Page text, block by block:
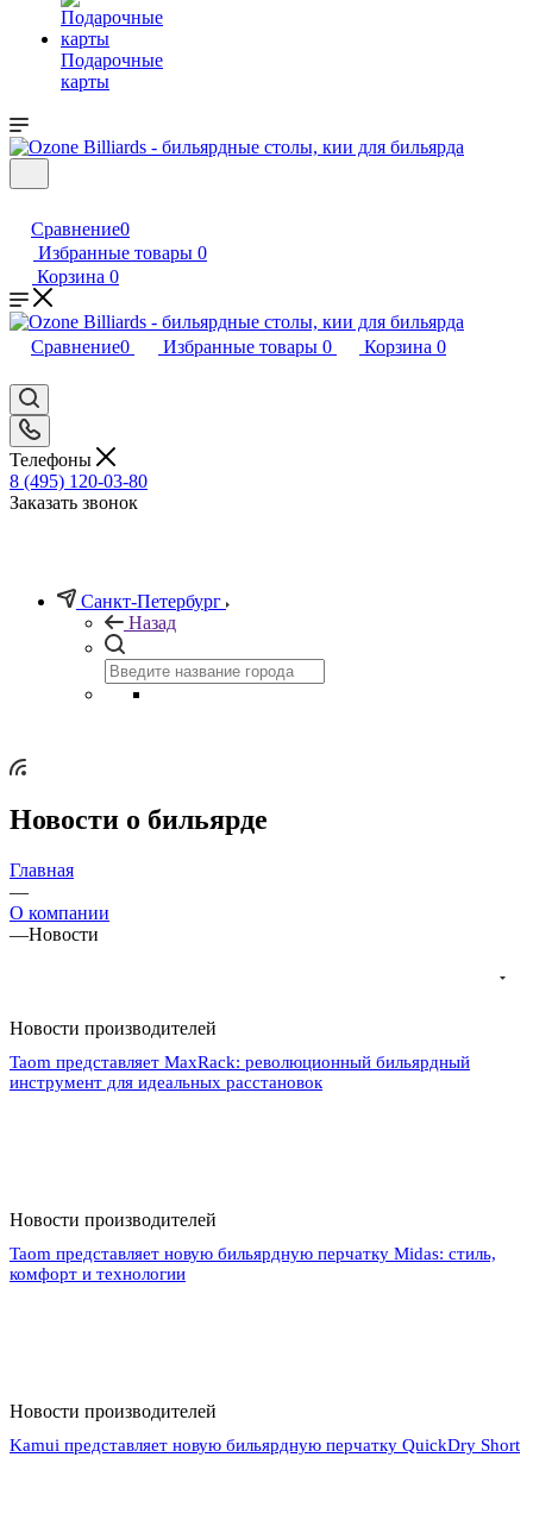
Подарочные
карты
Сравнение0
Избранные товары 0
Корзина 0
Сравнение0 Избранные товары 0 Корзина 0
Телефоны
8 (495) 120-03-80
Заказать звонок
Санкт-Петербург
Назад
Новости о бильярде
Главная
—
О компании
—Новости
Новости производителей
Taom представляет MaxRack: революционный бильярдный
инструмент для идеальных расстановок
Новости производителей
Taom представляет новую бильярдную перчатку Midas: стиль,
комфорт и технологии
Новости производителей
Kamui представляет новую бильярдную перчатку QuickDry Short